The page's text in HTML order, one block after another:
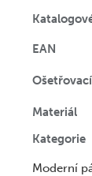
EAN
Materiál
Kategorie
Moderní